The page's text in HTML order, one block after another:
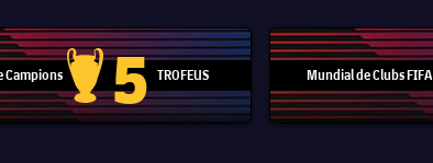
Campions
Trofeu de la Lliga de Campions
5 TROFEUS Mundial de Clubs FIFA